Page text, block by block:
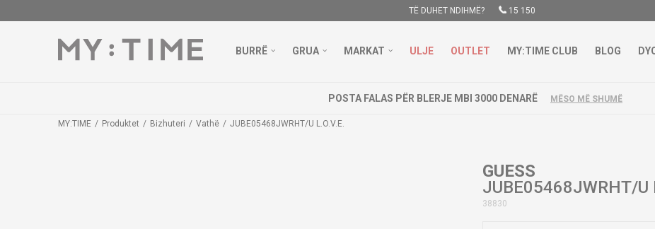
TË DUHET NDIHMË? 15 150
BURRË GRUA MARKAT ULJE OUTLET MY:TIME CLUB BLOG
POSTA FALAS PËR BLERJE MBI 3000 DENARË MËSO MË SHUMË
MY:TIME Produktet Bizhuteri Vathë JUBE05468JWRHT/U L.O.V.E.
GUESS
JUBE05468JWRHT/U
38830